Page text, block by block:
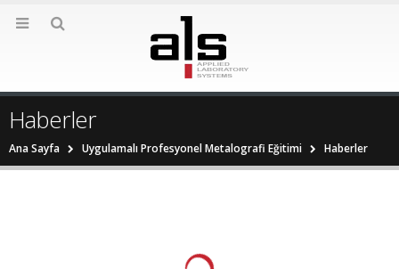
Haberler
Ana Sayfa Uygulamalı Profesyonel Metalografi Eğitimi Haberler